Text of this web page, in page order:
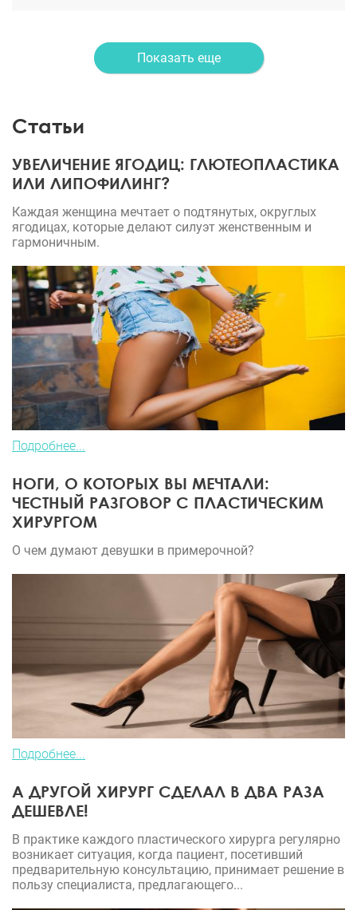
Теперь у меня опять красивая фигура)
Показать еще
Статьи
УВЕЛИЧЕНИЕ ЯГОДИЦ: ГЛЮТЕОПЛАСТИКА
ИЛИ ЛИПОФИЛИНГ?
Каждая женщина мечтает о подтянутых, округлых
ягодицах, которые делают силуэт женственным и
гармоничным.
Подробнее...
НОГИ, О КОТОРЫХ ВЫ МЕЧТАЛИ:
ЧЕСТНЫЙ РАЗГОВОР С ПЛАСТИЧЕСКИМ
ХИРУРГОМ
О чем думают девушки в примерочной?
Подробнее...
А ДРУГОЙ ХИРУРГ СДЕЛАЛ В ДВА РАЗА
ДЕШЕВЛЕ!
В практике каждого пластического хирурга регулярно
возникает ситуация, когда пациент, посетивший
предварительную консультацию, принимает решение в
пользу специалиста, предлагающего...